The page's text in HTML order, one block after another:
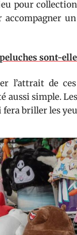
pour
sont-
l’attrait de
aussi simple.
briller les